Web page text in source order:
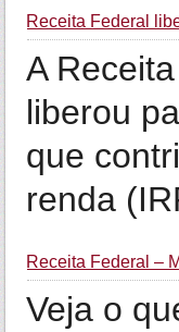
Receita Federal
A
liberou
que
renda
Receita Federal –
Veja o